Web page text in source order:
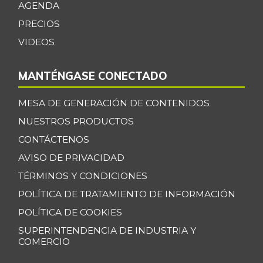
Repollo blanco
07/25/2026
08/27/2022
Tomate chonto
07/25/2026
$ 3.540,00
+12,03%
Tomate de árbol
07/25/2026
Uchuva con
cáscara
04/02/2016
+22,54%
Uva Isabela
07/25/2026 -0,16%
AGENDA
PRECIOS
VIDEOS
MANTÉNGASE CONECTADO
MESA DE GENERACIÓN DE CONTENIDOS
NUESTROS PRODUCTOS
CONTÁCTENOS
AVISO DE PRIVACIDAD
TÉRMINOS Y CONDICIONES
POLÍTICA DE TRATAMIENTO DE INFORMACIÓN
POLÍTICA DE COOKIES
SUPERINTENDENCIA DE INDUSTRIA Y
COMERCIO